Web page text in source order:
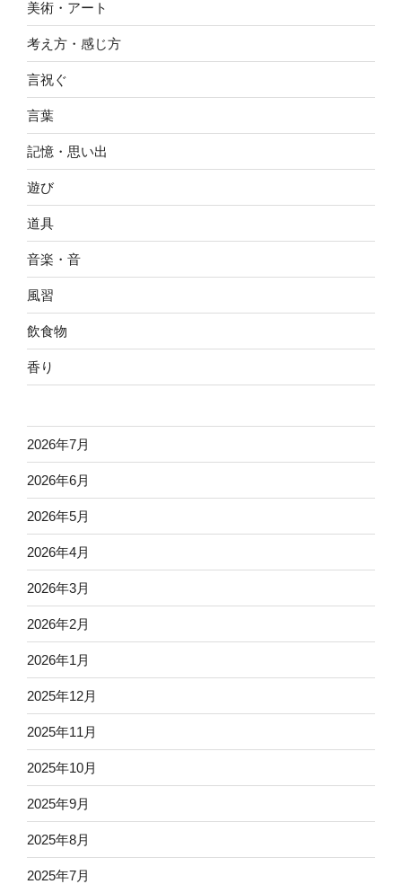
美術・アート
考え方・感じ方
言祝ぐ
言葉
記憶・思い出
遊び
道具
音楽・音
風習
飲食物
香り
2026年7月
2026年6月
2026年5月
2026年4月
2026年3月
2026年2月
2026年1月
2025年12月
2025年11月
2025年10月
2025年9月
2025年8月
2025年7月